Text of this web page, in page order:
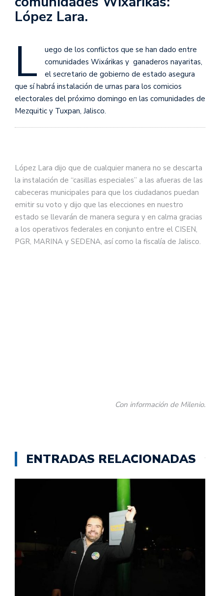
López Lara.
L
uego de los conflictos que se han dado entre
comunidades Wixárikas y ganaderos nayaritas,
el secretario de gobierno de estado asegura
que sí habrá instalación de urnas para los comicios
electorales del próximo domingo en las comunidades de
Mezquitic y Tuxpan, Jalisco.
López Lara dijo que de cualquier manera no se descarta
la instalación de “casillas especiales” a las afueras de las
cabeceras municipales para que los ciudadanos puedan
emitir su voto y dijo que las elecciones en nuestro
estado se llevarán de manera segura y en calma gracias
a los operativos federales en conjunto entre el CISEN,
PGR, MARINA y SEDENA, así como la fiscalía de Jalisco.
Con información de Milenio.
ENTRADAS RELACIONADAS